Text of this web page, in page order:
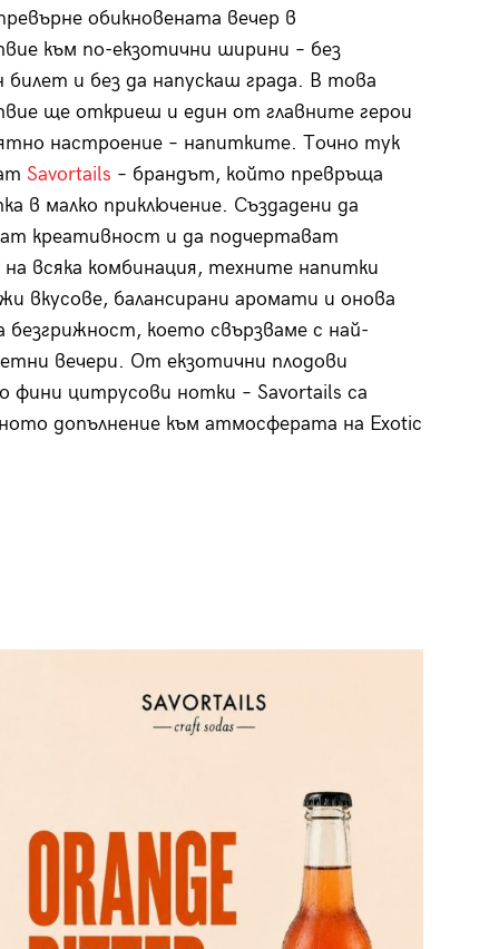
обикновената вечер в
към по-екзотични ширини – без
билет и без да напускаш града. В това
ще откриеш и един от главните герои
настроение – напитките. Точно тук
Savortails – брандът, който превръща
в малко приключение. Създадени да
креативност и да подчертават
на всяка комбинация, техните напитки
вкусове, балансирани аромати и онова
безгрижност, което свързваме с най-
вечери. От екзотични плодови
фини цитрусови нотки – Savortails са
допълнение към атмосферата на Exotic